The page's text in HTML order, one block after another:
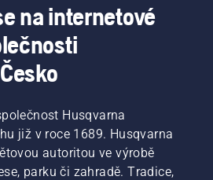
na internetové
Husqvarna
již v roce 1689. Husqvarna
autoritou ve výrobě
parku či zahradě. Tradice,